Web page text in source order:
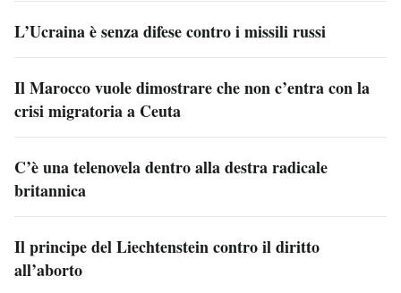
L’Ucraina è senza difese contro i missili russi
Il Marocco vuole dimostrare che non c’entra con la
crisi migratoria a Ceuta
C’è una telenovela dentro alla destra radicale
britannica
Il principe del Liechtenstein contro il diritto
all’aborto